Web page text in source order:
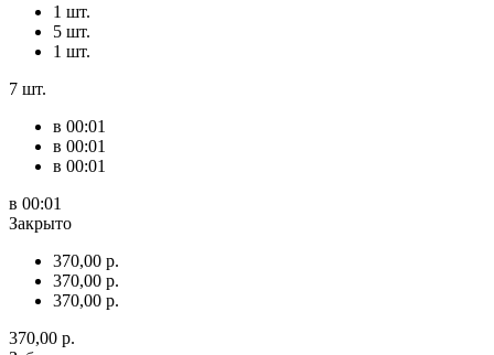
1 шт.
5 шт.
1 шт.
7 шт.
в 00:01
в 00:01
в 00:01
в 00:01
Закрыто
370,00 р.
370,00 р.
370,00 р.
370,00 р.